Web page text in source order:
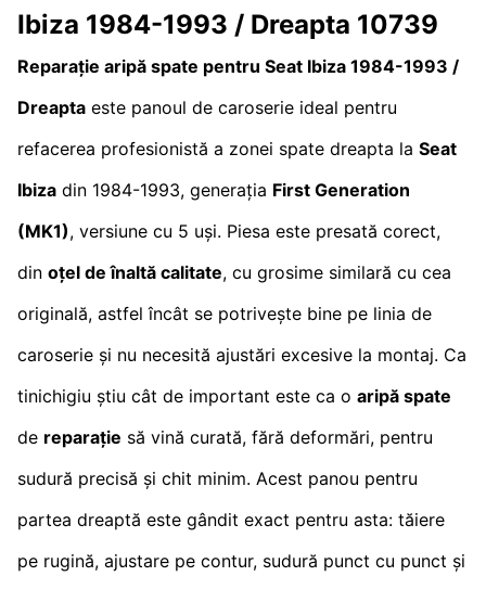
Ibiza 1984-1993 / Dreapta 10739
Reparație aripă spate pentru Seat Ibiza 1984-1993 /
Dreapta este panoul de caroserie ideal pentru
refacerea profesionistă a zonei spate dreapta la Seat
Ibiza din 1984-1993, generația First Generation
(MK1), versiune cu 5 uși. Piesa este presată corect,
din oțel de înaltă calitate, cu grosime similară cu cea
originală, astfel încât se potrivește bine pe linia de
caroserie și nu necesită ajustări excesive la montaj. Ca
tinichigiu știu cât de important este ca o aripă spate
de reparație să vină curată, fără deformări, pentru
sudură precisă și chit minim. Acest panou pentru
partea dreaptă este gândit exact pentru asta: tăiere
pe rugină, ajustare pe contur, sudură punct cu punct și